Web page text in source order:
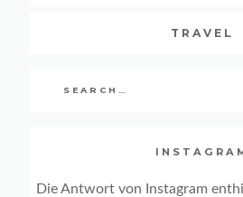
TRAVEL
Search
Die Antwort von Instagram